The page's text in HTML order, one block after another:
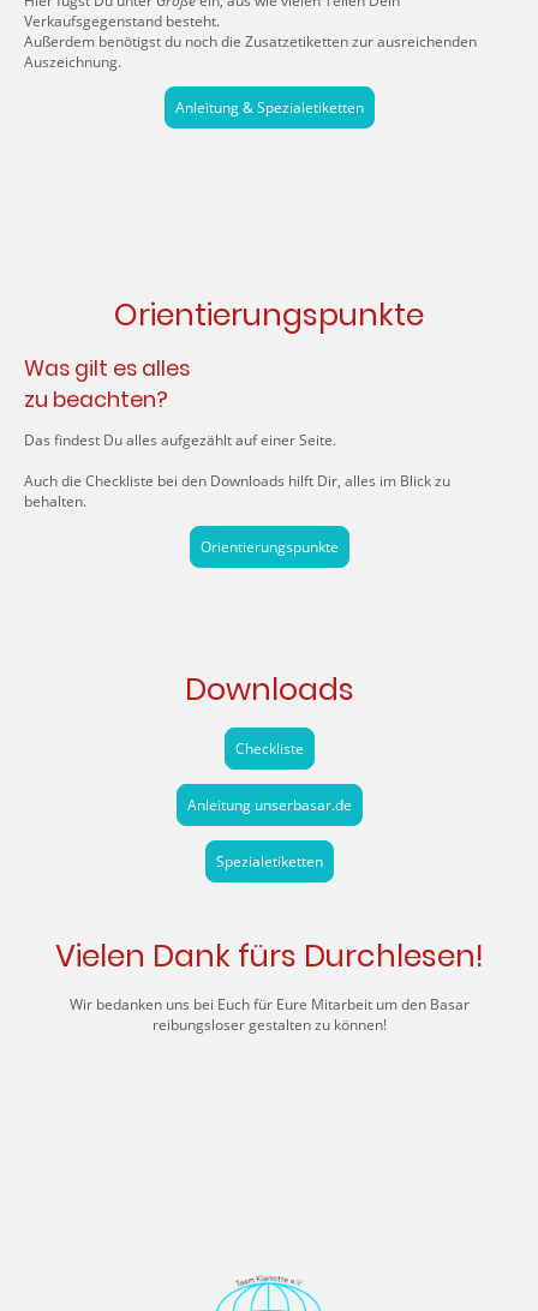
Verkaufsgegenstand besteht.
Außerdem benötigst du noch die Zusatzetiketten zur ausreichenden
Auszeichnung.
Anleitung & Spezialetiketten
Orientierungspunkte
Das findest Du alles aufgezählt auf einer Seite.
Auch die Checkliste bei den Downloads hilft Dir, alles im Blick zu
behalten.
Was gilt es alles
zu beachten?
Orientierungspunkte
Downloads
Checkliste
Anleitung unserbasar.de
Spezialetiketten
Vielen Dank fürs Durchlesen!
Wir bedanken uns bei Euch für Eure Mitarbeit um den Basar
reibungsloser gestalten zu können!